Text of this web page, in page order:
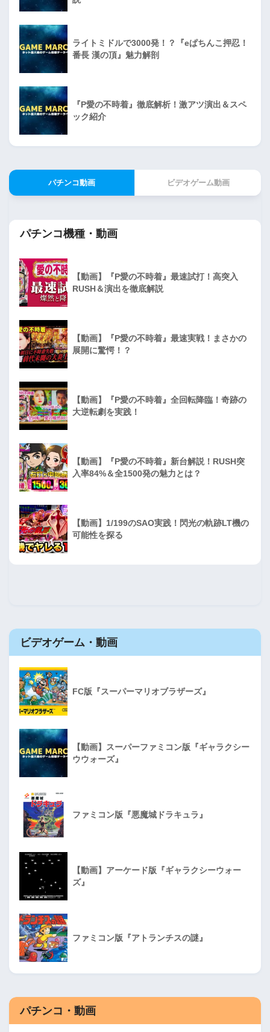
ライトミドルで3000発！？『eぱちんこ押忍！
番長 漢の頂』魅力解剖
『P愛の不時着』徹底解析！激アツ演出＆スペ
ック紹介
パチンコ動画 ビデオゲーム動画
パチンコ機種・動画
【動画】『P愛の不時着』最速試打！高突入
RUSH＆演出を徹底解説
【動画】『P愛の不時着』最速実戦！まさかの
展開に驚愕！？
【動画】『P愛の不時着』全回転降臨！奇跡の
大逆転劇を実践！
【動画】『P愛の不時着』新台解説！RUSH突
入率84%＆全1500発の魅力とは？
【動画】1/199のSAO実践！閃光の軌跡LT機の
可能性を探る
ビデオゲーム・動画
FC版『スーパーマリオブラザーズ』
【動画】スーパーファミコン版『ギャラクシー
ウウォーズ』
ファミコン版『悪魔城ドラキュラ』
【動画】アーケード版『ギャラクシーウォー
ズ』
ファミコン版『アトランチスの謎』
パチンコ・動画